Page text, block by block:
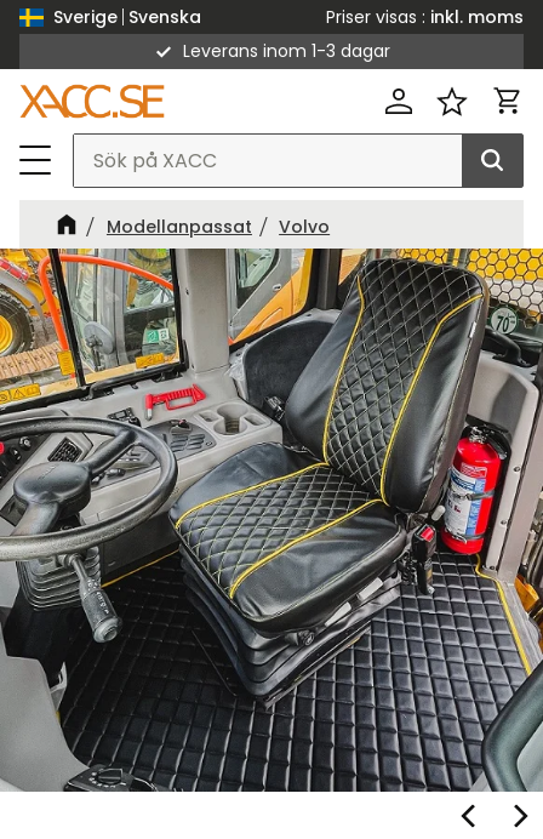
Sverige Svenska Priser visas
inkl. moms
Leverans inom 1-3 dagar
Modellanpassat Volvo